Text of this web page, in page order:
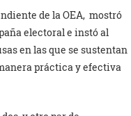
de la OEA, mostró
electoral e instó al
en las que se sustentan
práctica y efectiva